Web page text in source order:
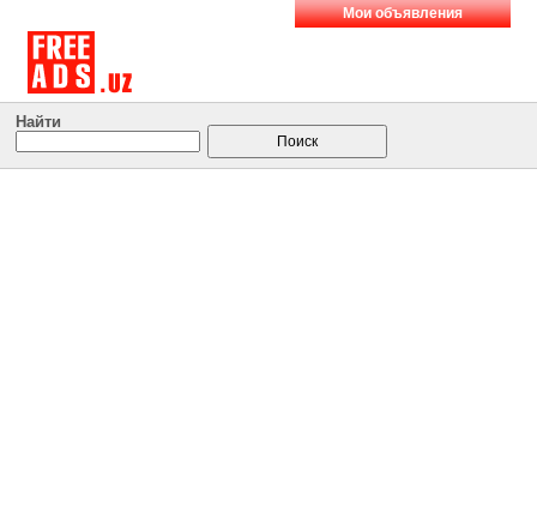
Мои объявления
Найти